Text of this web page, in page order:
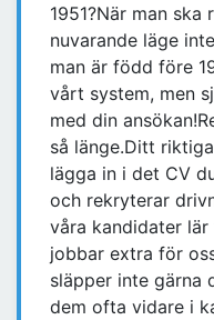
1951?När man ska
nuvarande läge
man är född före
vårt system, men
med din
så länge.Ditt
lägga in i det CV
och rekryterar
våra kandidater
jobbar extra för
släpper inte gärna
dem ofta vidare i